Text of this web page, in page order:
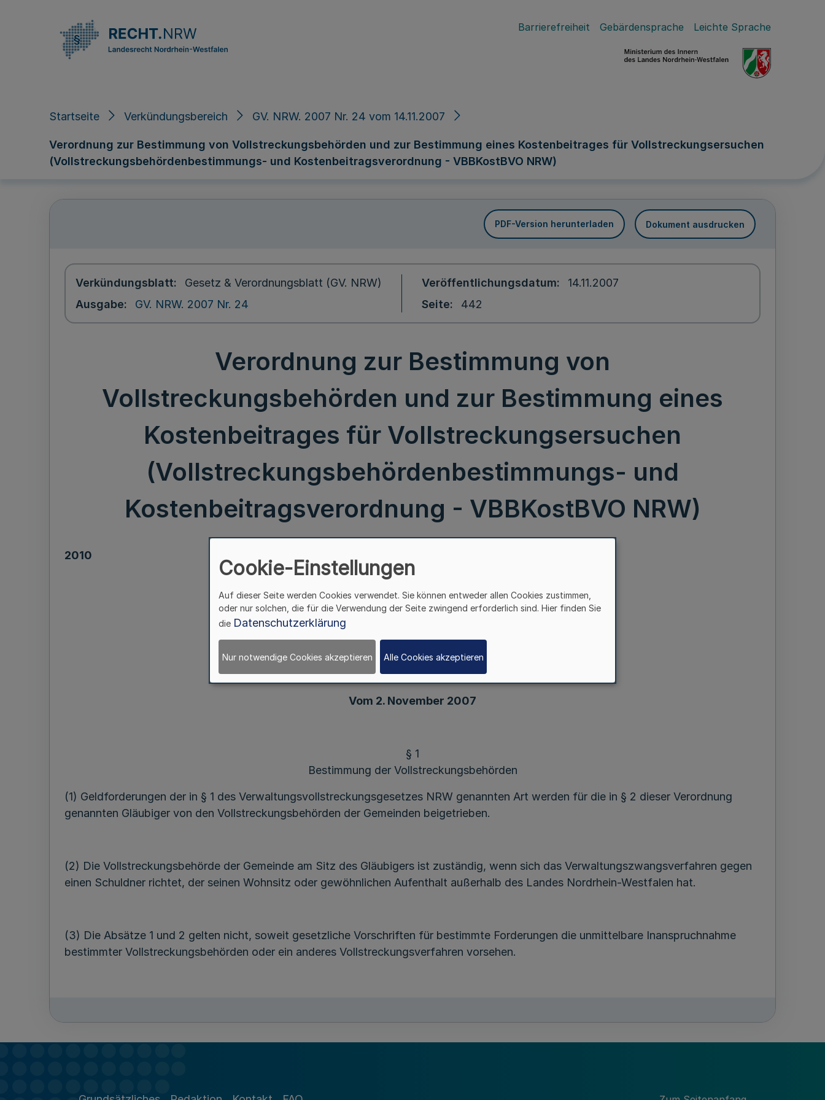
Barrierefreiheit Gebärdensprache Leichte Sprache
Startseite Verkündungsbereich GV. NRW. 2007 Nr. 24 vom 14.11.2007
Verordnung zur Bestimmung von Vollstreckungsbehörden und zur Bestimmung eines Kostenbeitrages für Vollstreckungsersuchen
(Vollstreckungsbehördenbestimmungs- und Kostenbeitragsverordnung - VBBKostBVO NRW)
PDF-Version herunterladen Dokument ausdrucken
Verkündungsblatt
Gesetz & Verordnungsblatt (GV. NRW)
Ausgabe
GV. NRW. 2007 Nr. 24
Veröffentlichungsdatum
14.11.2007
Seite
442
Verordnung zur Bestimmung von
Vollstreckungsbehörden und zur Bestimmung eines
Kostenbeitrages für Vollstreckungsersuchen
(Vollstreckungsbehördenbestimmungs- und
Kostenbeitragsverordnung - VBBKostBVO NRW)
2010
Verordnung
zur Bestimmung von Vollstreckungsbehörden und
zur Bestimmung eines Kostenbeitrages für Vollstreckungsersuchen
(Vollstreckungsbehördenbestimmungs- und
Vom 2. November 2007
§ 1
Bestimmung der Vollstreckungsbehörden
(1) Geldforderungen der in § 1 des Verwaltungsvollstreckungsgesetzes NRW genannten Art werden für die in § 2 dieser Verordnung
genannten Gläubiger von den Vollstreckungsbehörden der Gemeinden beigetrieben.
(2) Die Vollstreckungsbehörde der Gemeinde am Sitz des Gläubigers ist zuständig, wenn sich das Verwaltungszwangsverfahren gegen
einen Schuldner richtet, der seinen Wohnsitz oder gewöhnlichen Aufenthalt außerhalb des Landes Nordrhein-Westfalen hat.
(3) Die Absätze 1 und 2 gelten nicht, soweit gesetzliche Vorschriften für bestimmte Forderungen die unmittelbare Inanspruchnahme
bestimmter Vollstreckungsbehörden oder ein anderes Vollstreckungsverfahren vorsehen.
Gläubiger
Cookie-Einstellungen
Auf dieser Seite werden Cookies verwendet. Sie können entweder allen Cookies zustimmen,
oder nur solchen, die für die Verwendung der Seite zwingend erforderlich sind. Hier finden Sie
die Datenschutzerklärung
Nur notwendige Cookies akzeptieren Alle Cookies akzeptieren